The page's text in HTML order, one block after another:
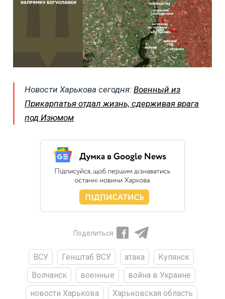
Новости Харькова сегодня: Военный из
Прикарпатья отдал жизнь, сдерживая врага
под Изюмом
Поделиться
ВСУ Генштаб ВСУ атака
Купянск
Волчанск
военные
война в Украине
новости Харькова
Харьковская область